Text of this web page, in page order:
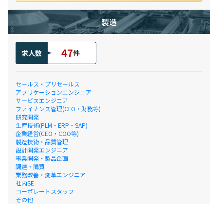
製造
求人数 47件
セールス・プリセールス
アプリケーションエンジニア
サービスエンジニア
ファイナンス管理(CFO・財務等)
研究開発
生産技術(PLM・ERP・SAP)
企業経営(CEO・COO等)
製造技術・品質管理
設計開発エンジニア
事業開発・製品企画
調達・購買
業務改善・変革エンジニア
社内SE
コーポレートスタッフ
その他